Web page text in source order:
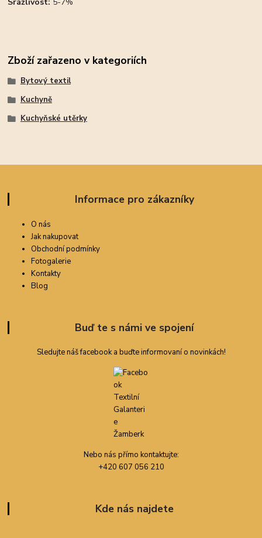
Zboží zařazeno v kategoriích
Bytový textil
Kuchyně
Kuchyňské utěrky
Informace pro zákazníky
O nás
Jak nakupovat
Obchodní podmínky
Fotogalerie
Kontakty
Blog
Buď te s námi ve spojení
Sledujte náš facebook a buďte informovaní o novinkách!
Nebo nás přímo kontaktujte:
+420 607 056 210
Kde nás najdete